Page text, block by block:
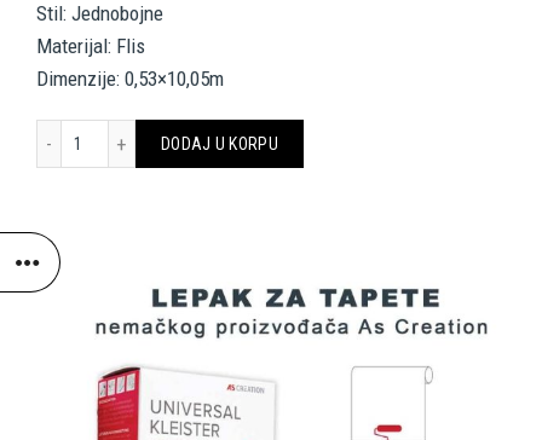
Stil: Jednobojne
Materijal: Flis
Dimenzije: 0,53×10,05m
A.S. Création Wallpaper «Uni, Red» 376553 količina
DODAJ U KORPU